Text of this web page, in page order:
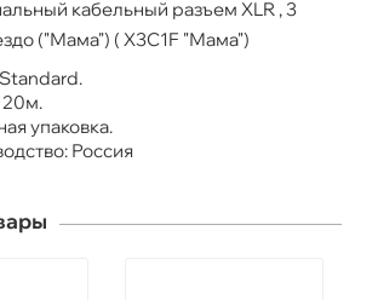
кабельный разъем XLR , 3
("Мама") ( X3C1F "Мама")
упаковка.
Россия